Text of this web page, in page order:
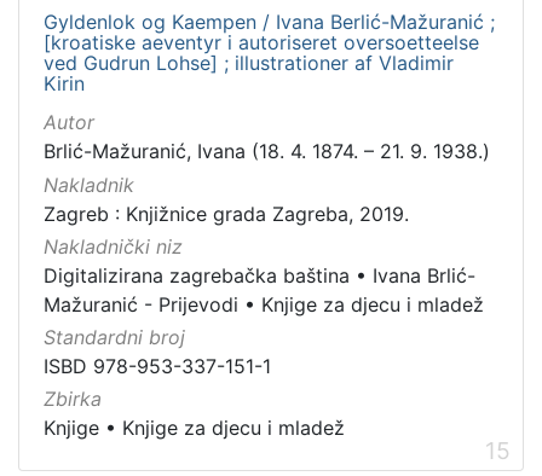
Gyldenlok og Kaempen / Ivana Berlić-Mažuranić ;
[kroatiske aeventyr i autoriseret oversoetteelse
ved Gudrun Lohse] ; illustrationer af Vladimir
Kirin
Autor
Brlić-Mažuranić, Ivana (18. 4. 1874. – 21. 9. 1938.)
Nakladnik
Zagreb : Knjižnice grada Zagreba, 2019.
Nakladnički niz
Digitalizirana zagrebačka baština • Ivana Brlić-
Mažuranić - Prijevodi • Knjige za djecu i mladež
Standardni broj
ISBD 978-953-337-151-1
Zbirka
Knjige • Knjige za djecu i mladež
15